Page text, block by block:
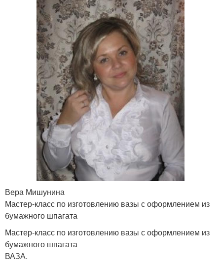
Вера Мишунина
Мастер-класс по изготовлению вазы с оформлением из
бумажного шпагата
Мастер-класс по изготовлению вазы с оформлением из
бумажного шпагата
ВАЗА.